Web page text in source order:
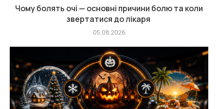
Чому болять очі — основні причини болю та коли
звертатися до лікаря
05.08.2026